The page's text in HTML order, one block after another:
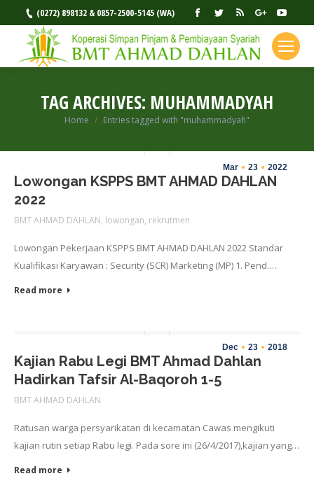
(0272) 898132 & 0857-2500-5145 (WA) FacebookTwitterRss Google+
TAG ARCHIVES: MUHAMMADYAH
You are here:
Home Entries tagged with "muhammadyah"
Mar 23 2022
Lowongan KSPPS BMT AHMAD DAHLAN
2022
BMT AHMAD DAHLAN, lowongan, rekrutmen
Lowongan Pekerjaan KSPPS BMT AHMAD DAHLAN 2022 Standar
Kualifikasi Karyawan : Security (SCR) Marketing (MP) 1. Pend.…
Read more
Dec 23 2018
Kajian Rabu Legi BMT Ahmad Dahlan
Hadirkan Tafsir Al-Baqoroh 1-5
BMT AHMAD DAHLAN
Ratusan warga persyarikatan di kecamatan Cawas mengikuti
kajian rutin setiap Rabu legi. Pada sore ini (26/4/2017),kajian yang…
Read more